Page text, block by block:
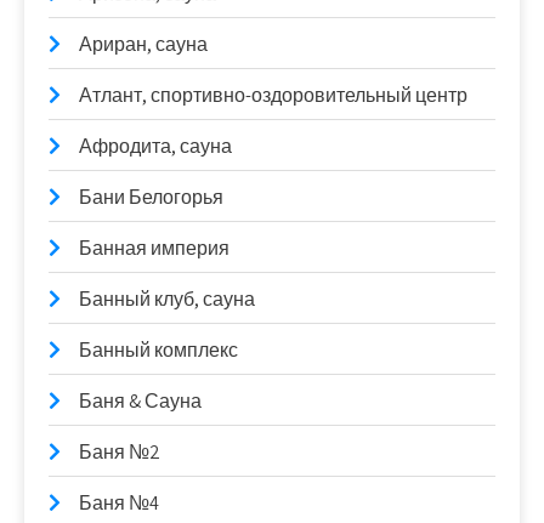
Ариран, сауна
Атлант, спортивно-оздоровительный центр
Афродита, сауна
Бани Белогорья
Банная империя
Банный клуб, сауна
Банный комплекс
Баня & Сауна
Баня №2
Баня №4